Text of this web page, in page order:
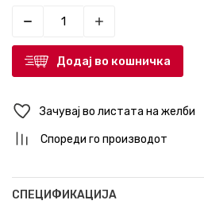
Додај во кошничка
Зачувај во листата на желби
Спореди го производот
СПЕЦИФИКАЦИЈА